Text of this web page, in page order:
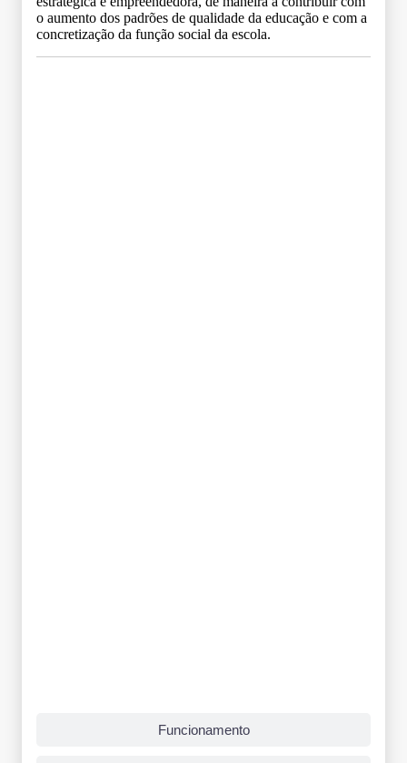
o aumento dos padrões de qualidade da educação e com a
concretização da função social da escola.
Funcionamento